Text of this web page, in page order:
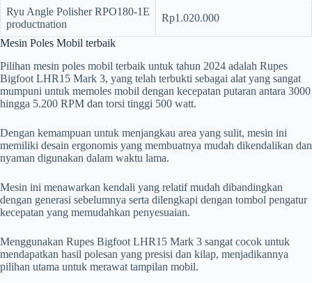
Ryu Angle Polisher RPO180-1E
productnation
Rp1.020.000
Mesin Poles Mobil terbaik
Pilihan mesin poles mobil terbaik untuk tahun 2024 adalah Rupes
Bigfoot LHR15 Mark 3, yang telah terbukti sebagai alat yang sangat
mumpuni untuk memoles mobil dengan kecepatan putaran antara 3000
hingga 5.200 RPM dan torsi tinggi 500 watt.
Dengan kemampuan untuk menjangkau area yang sulit, mesin ini
memiliki desain ergonomis yang membuatnya mudah dikendalikan dan
nyaman digunakan dalam waktu lama.
Mesin ini menawarkan kendali yang relatif mudah dibandingkan
dengan generasi sebelumnya serta dilengkapi dengan tombol pengatur
kecepatan yang memudahkan penyesuaian.
Menggunakan Rupes Bigfoot LHR15 Mark 3 sangat cocok untuk
mendapatkan hasil polesan yang presisi dan kilap, menjadikannya
pilihan utama untuk merawat tampilan mobil.